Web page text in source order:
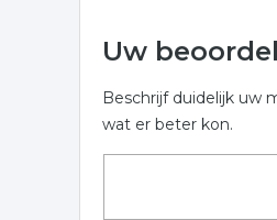
Uw
Beschrijf duidelijk uw
wat er beter kon.